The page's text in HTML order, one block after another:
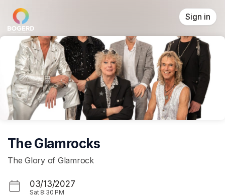
Skip header
Sign in
The Glamrocks
The Glory of Glamrock
03/13/2027
Sat 8:30 PM